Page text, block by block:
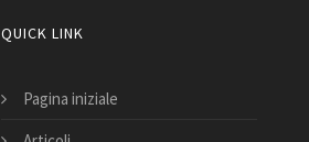
QUICK LINK
Pagina iniziale